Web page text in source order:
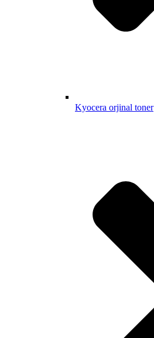
Kyocera orjinal toner